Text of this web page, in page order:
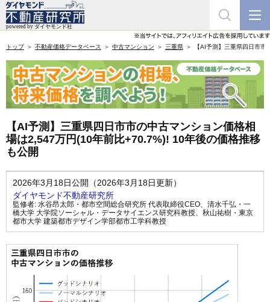
トップ 不動産価格データベース 中古マンション 三重県 【AI予測】三重県四日市
【AI予測】三重県四日市市の中古マンション価格相
場は2,547万円(10年前比+70.7%)! 10年後の価格推移
も公開
2026年3月18日公開（2026年3月18日更新）
ダイヤモンド不動産研究所
監修者: 水谷昂太郎・都市空間総合研究所 代表取締役CEO、 清水千弘・一
橋大学 大学院ソーシャル・データサイエンス研究科教授、 秋山祐樹・東京
都市大学 建築都市デザイン学部都市工学科教授